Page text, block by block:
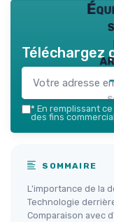
Téléchargez
* En remplissant
des fins
SOMMAIRE
L'importance de la
Technologie
Comparaison avec